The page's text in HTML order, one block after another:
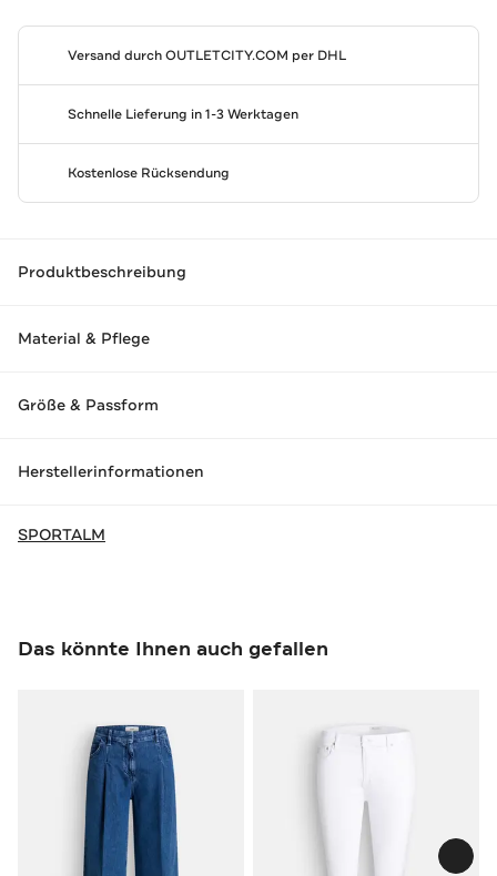
Versand durchOUTLETCITY.COM per DHL
Schnelle Lieferung in 1-3 Werktagen
Kostenlose Rücksendung
Produktbeschreibung
Material & Pflege
Größe & Passform
Herstellerinformationen
SPORTALM
Das könnte Ihnen auch gefallen